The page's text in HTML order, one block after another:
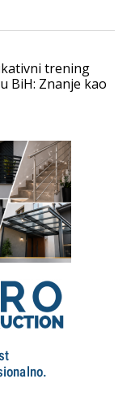
trening
BiH: Znanje kao